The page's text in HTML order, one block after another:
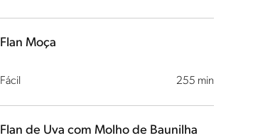
Fácil 255 min
Flan Moça
Flan de Uva com Molho de Baunilha